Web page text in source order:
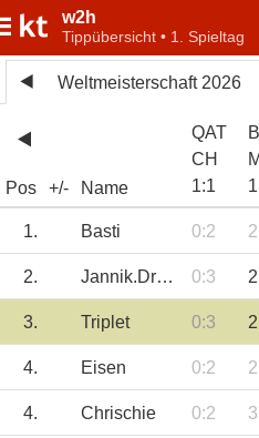
w2h
Tippübersicht • 1. Spieltag
Weltmeisterschaft 2026
Pos +/- Name
QAT
CH
1:1
1
1. Basti 0:2
2. Jannik.Drake 0:3
3. Triplet 0:3
4. Eisen 0:2
4. Chrischie 0:2